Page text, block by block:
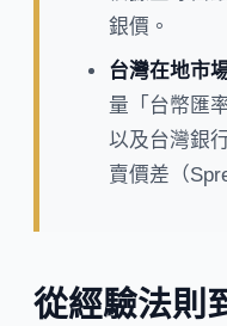
銀價。
台灣在地市
量「台幣匯
以及台灣銀
賣價差（
從經驗法則